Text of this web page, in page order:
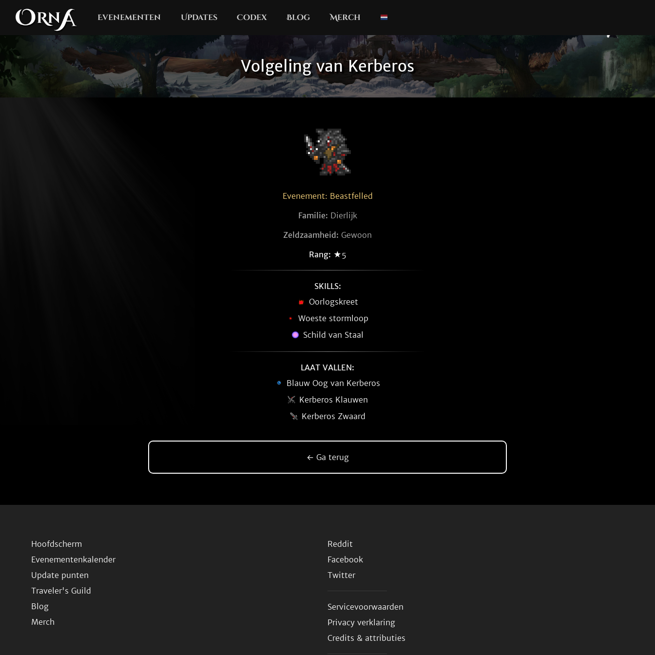
Evenementen Updates Codex Blog Merch
Volgeling van Kerberos
Evenement: Beastfelled
Familie: Dierlijk
Zeldzaamheid: Gewoon
Rang: ★5
SKILLS:
Oorlogskreet
Woeste stormloop
Schild van Staal
LAAT VALLEN:
Blauw Oog van Kerberos
Kerberos Klauwen
Kerberos Zwaard
← Ga terug
Hoofdscherm
Evenementenkalender
Update punten
Traveler's Guild
Blog
Merch
Reddit
Facebook
Twitter
Servicevoorwaarden
Privacy verklaring
Credits & attributies